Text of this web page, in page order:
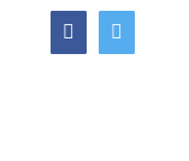
Facebook